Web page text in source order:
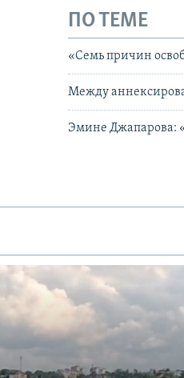
ПО ТЕМЕ
«Семь причин
Между
Эмине Джапарова: